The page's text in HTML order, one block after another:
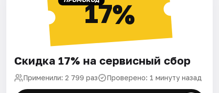
17%
Скидка 17% на сервисный сбор
Применили: 2 799 раз Проверено: 1 минуту назад